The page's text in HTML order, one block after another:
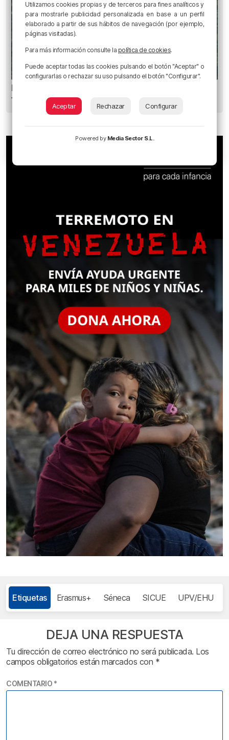
Heridas dos personas en un accidente entre
tres vehículos en la A8 en Muskiz
Etiquetas Erasmus+ Séneca SICUE UPV/EHU
DEJA UNA RESPUESTA
Tu dirección de correo electrónico no será publicada. Los
campos obligatorios están marcados con *
COMENTARIO *
Utilizamos cookies propias y de terceros para fines analíticos y
para mostrarle publicidad personalizada en base a un perfil
elaborado a partir de sus hábitos de navegación (por ejemplo,
páginas visitadas).
Para más información consulte la política de cookies.
Puede aceptar todas las cookies pulsando el botón "Aceptar" o
configurarlas o rechazar su uso pulsando el botón "Configurar".
Aceptar Rechazar Configurar
Powered by Media Sector S.L.